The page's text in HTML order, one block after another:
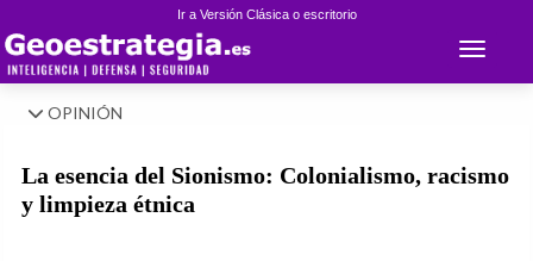
Ir a Versión Clásica o escritorio
Toggle
OPINIÓN
La esencia del Sionismo: Colonialismo, racismo
y limpieza étnica